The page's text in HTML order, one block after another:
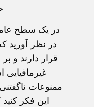
در يک سطح
در نظر آوريد
قرار دارند و
ممنوعات
اين فکر